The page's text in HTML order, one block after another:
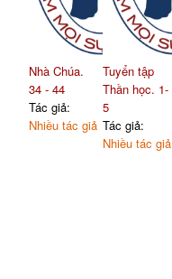
Nhà Chúa.
34 - 44
Tác giả:
Nhiều tác giả
Tuyển tập
Thần học. 1-
5
Tác giả:
Nhiều tác giả